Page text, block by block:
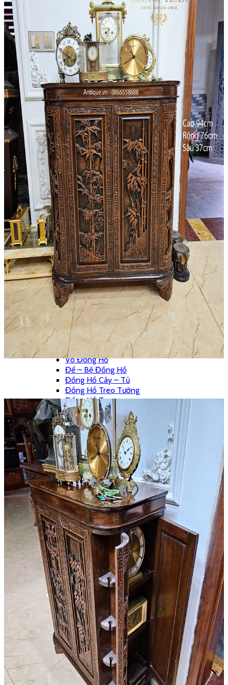
Âu – Bát
Bộ Ấm Chén
Bộ Ly Pha Lê
Lọ Hoa
Đèn Pha Lê
Đèn
Đèn Tiffani
Đèn 3 Dây
Đèn Bàn
Đèn Cây
Đèn Chùm
Đèn Dầu
Đèn Tường
Đèn Tượng
Chân Đèn
Lam Đèn Dầu
Đồ Đồng
Ấm Chén – Âu Đồng
Bàn Kệ Đồng
Bình Lọ Đồng
Chân Nến
Hộp Trang Sức
Phù Điêu
Thánh Giá
Tượng Đồng
Đồ Đồng Khác
Đôn Đồng
Bộ Chân Nến
Chân Nến Đồng
Đồng Hồ
Bộ 3 Món
Bộ Đếm Piano
Chưa Phân Loại
Phong Vũ Biểu
Phù Điêu
Vỏ Đồng Hồ
Đế – Bệ Đồng Hồ
Đồng Hồ Cây – Tủ
Đồng Hồ Treo Tường
Đồng Hồ Tượng
Đồng Hồ Để Bàn
Máy Hát
Hộp Nhạc
Polyphone
Tranh – Ảnh
Khung Tranh
Phù Điêu
Tranh Gỗ
Tranh Sơn Dầu
Tranh Sứ
Tranh Đồng
Tượng
Tượng Gỗ
Tượng Gốm Sứ
Tượng Ngà
Tượng Đồng
Đồ Gia Dụng
Bàn Ghế
Dao Dĩa
Nội Thất
Tủ – Kệ
Điện Thoại
Đồ Gỗ
Bàn Ghế
Bình Phong
Khác
Phù Điêu